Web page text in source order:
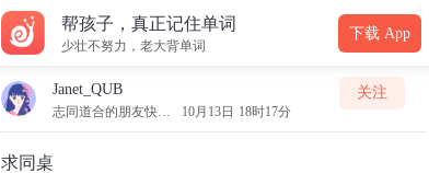
帮孩子，真正记住单词
少壮不努力，老大背单词
下载 App
Janet_QUB
志同道合的朋友快上车 10月13日 18时17分
关注
求同桌